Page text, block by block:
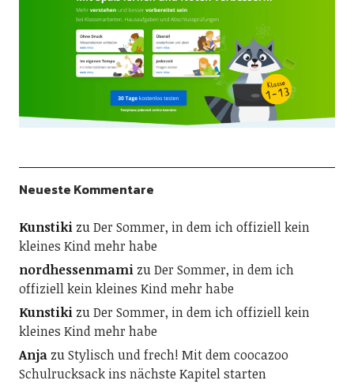
Neueste Kommentare
KunstikizuDer Sommer, in dem ich offiziell kein
kleines Kind mehr habe
nordhessenmamizuDer Sommer, in dem ich
offiziell kein kleines Kind mehr habe
KunstikizuDer Sommer, in dem ich offiziell kein
kleines Kind mehr habe
AnjazuStylisch und frech! Mit dem coocazoo
Schulrucksack ins nächste Kapitel starten